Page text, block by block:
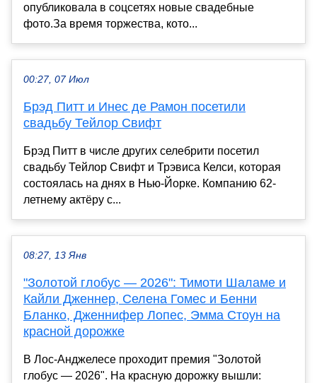
опубликовала в соцсетях новые свадебные
фото.За время торжества, кото...
00:27, 07 Июл
Брэд Питт и Инес де Рамон посетили
свадьбу Тейлор Свифт
Брэд Питт в числе других селебрити посетил
свадьбу Тейлор Свифт и Трэвиса Келси, которая
состоялась на днях в Нью-Йорке. Компанию 62-
летнему актёру с...
08:27, 13 Янв
"Золотой глобус — 2026": Тимоти Шаламе и
Кайли Дженнер, Селена Гомес и Бенни
Бланко, Дженнифер Лопес, Эмма Стоун на
красной дорожке
В Лос-Анджелесе проходит премия "Золотой
глобус — 2026". На красную дорожку вышли: